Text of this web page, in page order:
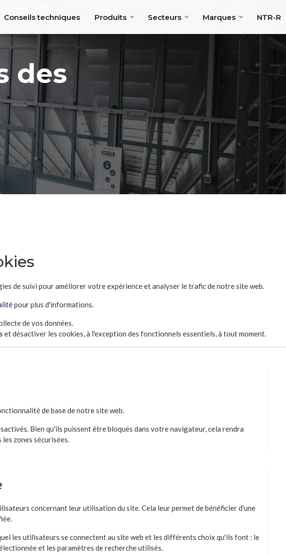
Conseils techniques Produits Secteurs Marques NTR-R
des
de suivi pour améliorer votre expérience et analyser le trafic de notre site web.
pour plus d'informations.
de vos données.
et désactiver les cookies, à l'exception des fonctionnels essentiels, à tout moment.
de base de notre site web.
Bien qu'ils puissent être bloqués dans votre navigateur, cela rendra
zones sécurisées.
concernant leur utilisation du site. Cela leur permet de bénéficier d'une
les utilisateurs se connectent au site web et les différents choix qu'ils font : le
et les paramètres de recherche utilisés.